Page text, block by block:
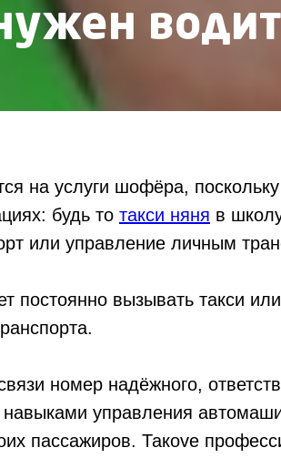
на услуги шофёра,
будь то такси няня в
или управление личным
постоянно вызывать такси
номер надёжного,
управления
пассажиров. Такоve